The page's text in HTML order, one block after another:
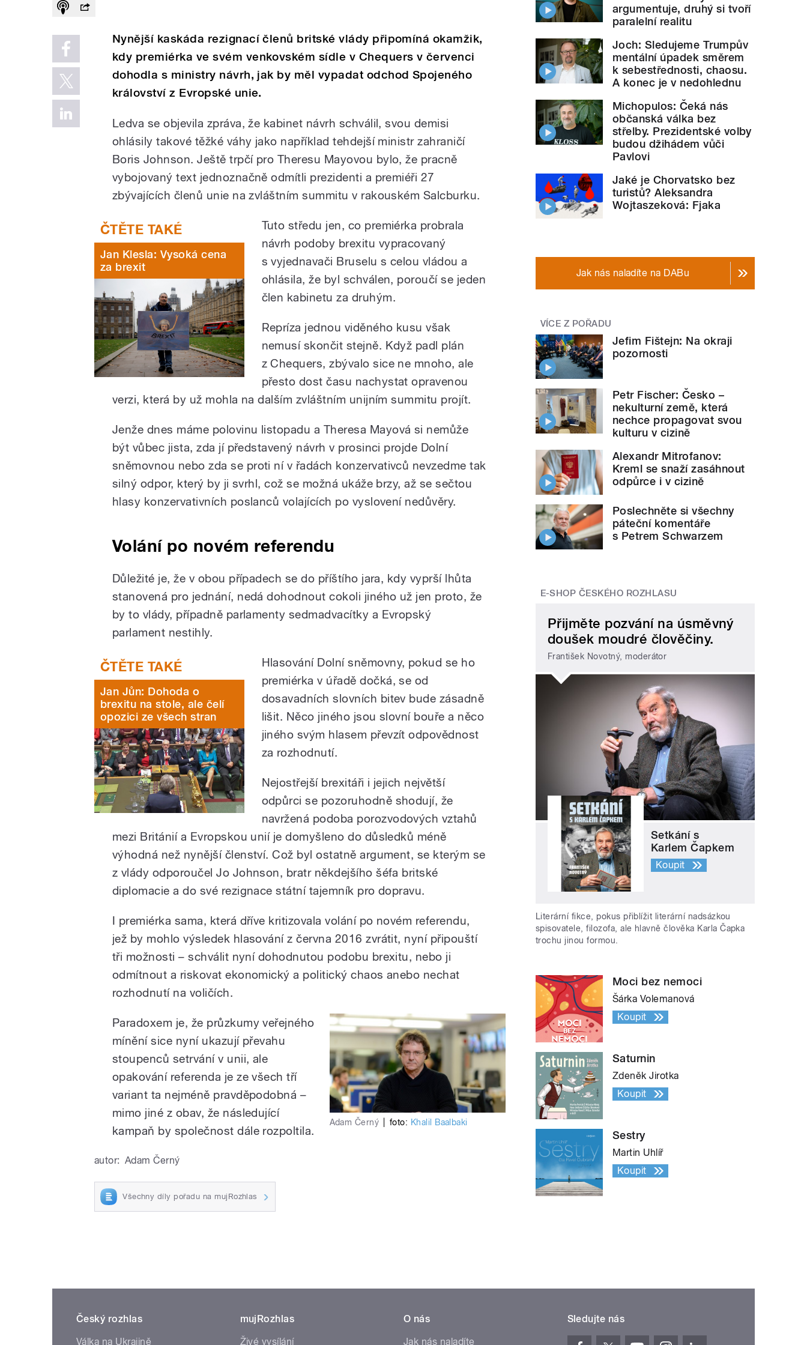
Nynější kaskáda rezignací členů britské vlády připomíná okamžik,
kdy premiérka ve svém venkovském sídle v Chequers v červenci
dohodla s ministry návrh, jak by měl vypadat odchod Spojeného
království z Evropské unie.
Ledva se objevila zpráva, že kabinet návrh schválil, svou demisi
ohlásily takové těžké váhy jako například tehdejší ministr zahraničí
Boris Johnson. Ještě trpčí pro Theresu Mayovou bylo, že pracně
vybojovaný text jednoznačně odmítli prezidenti a premiéři 27
zbývajících členů unie na zvláštním summitu v rakouském Salcburku.
Jan Klesla: Vysoká cena
za brexit
Tuto středu jen, co premiérka probrala
návrh podoby brexitu vypracovaný
s vyjednavači Bruselu s celou vládou a
ohlásila, že byl schválen, poroučí se jeden
člen kabinetu za druhým.
Repríza jednou viděného kusu však
nemusí skončit stejně. Když padl plán
z Chequers, zbývalo sice ne mnoho, ale
přesto dost času nachystat opravenou
verzi, která by už mohla na dalším zvláštním unijním summitu projít.
Jenže dnes máme polovinu listopadu a Theresa Mayová si nemůže
být vůbec jista, zda jí představený návrh v prosinci projde Dolní
sněmovnou nebo zda se proti ní v řadách konzervativců nevzedme tak
silný odpor, který by ji svrhl, což se možná ukáže brzy, až se sečtou
hlasy konzervativních poslanců volajících po vyslovení nedůvěry.
Volání po novém referendu
Důležité je, že v obou případech se do příštího jara, kdy vyprší lhůta
stanovená pro jednání, nedá dohodnout cokoli jiného už jen proto, že
by to vlády, případně parlamenty sedmadvacítky a Evropský
parlament nestihly.
Jan Jůn: Dohoda o
brexitu na stole, ale čelí
opozici ze všech stran
Hlasování Dolní sněmovny, pokud se ho
premiérka v úřadě dočká, se od
dosavadních slovních bitev bude zásadně
lišit. Něco jiného jsou slovní bouře a něco
jiného svým hlasem převzít odpovědnost
za rozhodnutí.
Nejostřejší brexitáři i jejich největší
odpůrci se pozoruhodně shodují, že
navržená podoba porozvodových vztahů
mezi Británií a Evropskou unií je domyšleno do důsledků méně
výhodná než nynější členství. Což byl ostatně argument, se kterým se
z vlády odporoučel Jo Johnson, bratr někdejšího šéfa britské
diplomacie a do své rezignace státní tajemník pro dopravu.
I premiérka sama, která dříve kritizovala volání po novém referendu,
jež by mohlo výsledek hlasování z června 2016 zvrátit, nyní připouští
tři možnosti – schválit nyní dohodnutou podobu brexitu, nebo ji
odmítnout a riskovat ekonomický a politický chaos anebo nechat
rozhodnutí na voličích.
Adam Černý foto: Khalil Baalbaki
Paradoxem je, že průzkumy veřejného
mínění sice nyní ukazují převahu
stoupenců setrvání v unii, ale
opakování referenda je ze všech tří
variant ta nejméně pravděpodobná –
mimo jiné z obav, že následující
kampaň by společnost dále rozpoltila.
autor: Adam Černý
Všechny díly pořadu na mujRozhlas
argumentuje, druhý si tvoří
paralelní realitu
Joch: Sledujeme Trumpův
mentální úpadek směrem
k sebestřednosti, chaosu.
A konec je v nedohlednu
Michopulos: Čeká nás
občanská válka bez
střelby. Prezidentské volby
budou džihádem vůči
Pavlovi
Jaké je Chorvatsko bez
turistů? Aleksandra
Wojtaszeková: Fjaka
Jak nás naladíte na DABu
VÍCE Z POŘADU
Jefim Fištejn: Na okraji
pozornosti
Petr Fischer: Česko –
nekulturní země, která
nechce propagovat svou
kulturu v cizině
Alexandr Mitrofanov:
Kreml se snaží zasáhnout
odpůrce i v cizině
Poslechněte si všechny
páteční komentáře
s Petrem Schwarzem
E-SHOP ČESKÉHO ROZHLASU
Přijměte pozvání na úsměvný
doušek moudré člověčiny.
František Novotný, moderátor
Setkání s
Karlem Čapkem
Koupit
Literární fikce, pokus přiblížit literární nadsázkou
spisovatele, filozofa, ale hlavně člověka Karla Čapka
trochu jinou formou.
Moci bez nemoci
Šárka Volemanová
Koupit
Saturnin
Zdeněk Jirotka
Koupit
Sestry
Martin Uhlíř
Koupit
Český rozhlas
Válka na Ukrajině
mujRozhlas
Živé vysílání
O nás
Jak nás naladíte
Sledujte nás